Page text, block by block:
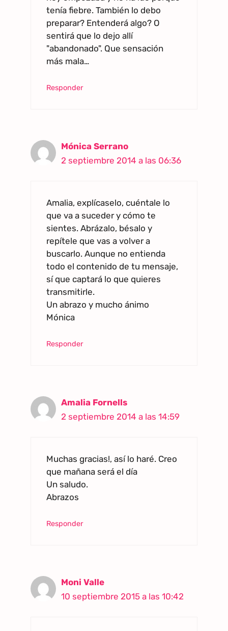
tenía fiebre. También lo debo
preparar? Entenderá algo? O
sentirá que lo dejo allí
"abandonado". Que sensación
más mala…
Responder
Mónica Serrano
2 septiembre 2014 a las 06:36
Amalia, explícaselo, cuéntale lo
que va a suceder y cómo te
sientes. Abrázalo, bésalo y
repítele que vas a volver a
buscarlo. Aunque no entienda
todo el contenido de tu mensaje,
sí que captará lo que quieres
transmitirle.
Un abrazo y mucho ánimo
Mónica
Responder
Amalia Fornells
2 septiembre 2014 a las 14:59
Muchas gracias!, así lo haré. Creo
que mañana será el día
Un saludo.
Abrazos
Responder
Moni Valle
10 septiembre 2015 a las 10:42